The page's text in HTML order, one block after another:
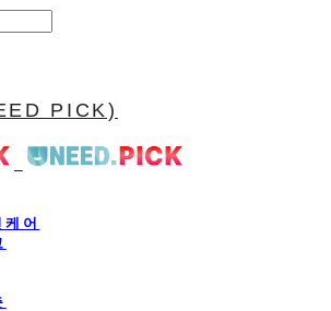
PICK)
어